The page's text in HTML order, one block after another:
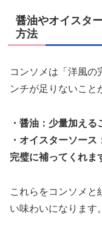
醤油やオイスタ
方法
コンソメは「洋風の
ンチが足りないこと
・醤油：少量加える
・オイスターソー
完璧に補ってくれま
これらをコンソメと
い味わいになります。